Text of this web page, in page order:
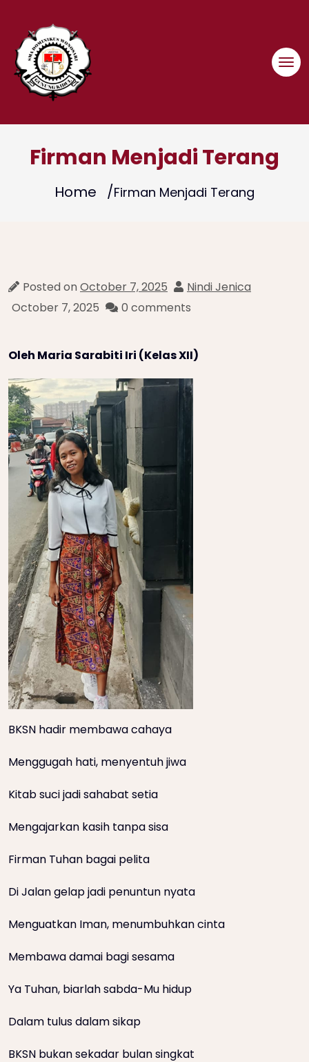
content
Firman Menjadi Terang
Home Firman Menjadi Terang
Posted on October 7, 2025
Nindi Jenica
October 7, 2025
0 comments
Oleh Maria Sarabiti Iri (Kelas XII)
BKSN hadir membawa cahaya
Menggugah hati, menyentuh jiwa
Kitab suci jadi sahabat setia
Mengajarkan kasih tanpa sisa
Firman Tuhan bagai pelita
Di Jalan gelap jadi penuntun nyata
Menguatkan Iman, menumbuhkan cinta
Membawa damai bagi sesama
Ya Tuhan, biarlah sabda-Mu hidup
Dalam tulus dalam sikap
BKSN bukan sekadar bulan singkat